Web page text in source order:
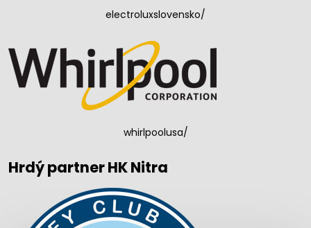
electroluxslovensko/
whirlpoolusa/
Hrdý partner HK Nitra